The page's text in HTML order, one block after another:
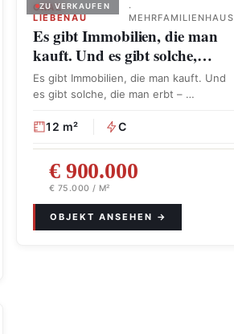
ZU VERKAUFEN
GRAZ –
LIEBENAU
·
MEHRFAMILIENHAUS
Es gibt Immobilien, die man
kauft. Und es gibt solche,…
Es gibt Immobilien, die man kauft. Und
es gibt solche, die man erbt – …
12 m² C
€ 900.000
€ 75.000 / M²